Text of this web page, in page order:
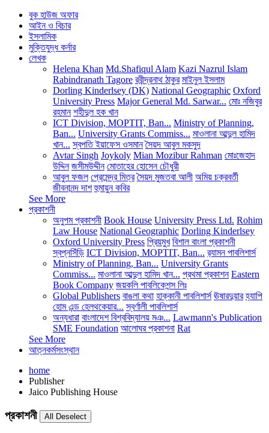
বুক হাউজ অফার
আইন ও বিচার
ইসলামিক
মুক্তিযুদ্ধ কর্নার
লেখক
Helena Khan Md.Shafiqul Alam Kazi Nazrul Islam
Rabindranath Tagore রবীন্দ্রনাথ ঠাকুর মাইনুল ইসলাম
Dorling Kinderlsey (DK) National Geographic Oxford
University Press Major General Md. Sarwar... মোঃ নজিবুর
রহমান শহীদুল হক খান
ICT Division, MOPTIT, Ban... Ministry of Planning,
Ban... University Grants Commiss... মাওলানা আব্দুল হামিদ
খান... স্বপতি ইয়াফেস ওসমান সৈয়দ আবুল মকসুদ
Avtar Singh Joykoly Mian Mozibur Rahman মোঃজেহাদ
উদ্দিন জসীমউদ্দীন মোতাহের হোসেন চৌধুরী
আবুল ফজল প্রেমেন্দ্র মিত্র সৈয়দ মুজতবা আলী অমিয় চক্রবর্তী
জীবনানন্দ দাশ হুমায়ুন কবির
See More
প্রকাশনী
অনুপম প্রকাশনী Book House University Press Ltd. Rohim
Law House National Geographic Dorling Kinderlsey
Oxford University Press প্রিয়মুখ বিশাল বাংলা প্রকাশনী
স্বপ্নসিঁড়ি ICT Division, MOPTIT, Ban... র‍্যামন পাবলিশার্স
Ministry of Planning, Ban... University Grants
Commiss... মাওলানা আব্দুল হামিদ খান... প্রথমা প্রকাশন Eastern
Book Company জয়কলি পাবলিকেশন্স লিঃ
Global Publishers বাঙলা কথা হাক্কানী পাবলিশার্স ঊষারদুয়ার হ্যাপি
হোম এন্ড হেলথকেয়ার... স্বর্ণালী পাবলিশার্স
অন্যধারা বাংলাদেশ বিশ্ববিদ্যালয় মঞ... Lawmann's Publication
SME Foundation আলোঘর প্রকাশনা Rat
See More
আত্নকর্মসংস্থান
home
Publisher
Jaico Publishing House
প্রকাশনী